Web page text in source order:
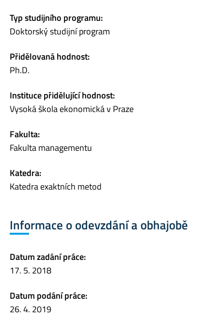
Typ studijního programu:
Doktorský studijní program
Přidělovaná hodnost:
Ph.D.
Instituce přidělující hodnost:
Vysoká škola ekonomická v Praze
Fakulta:
Fakulta managementu
Katedra:
Katedra exaktních metod
Informace o odevzdání a obhajobě
Datum zadání práce:
17. 5. 2018
Datum podání práce:
26. 4. 2019